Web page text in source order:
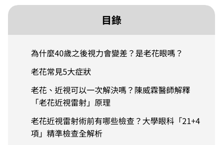
目錄
為什麼40歲之後視力會變差？是老花眼嗎？
老花常見5大症狀
老花、近視可以一次解決嗎？陳威霖醫師解釋
「老花近視雷射」原理
老花近視雷射術前有哪些檢查？大學眼科「21+4
項」精準檢查全解析